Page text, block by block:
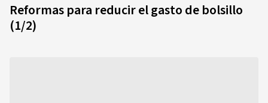
Reformas para reducir el gasto de bolsillo
(1/2)